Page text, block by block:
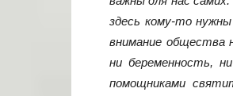
здесь кому-то
внимание общества
ни беременность,
помощниками